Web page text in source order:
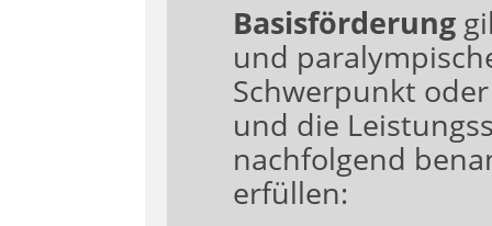
Basisförderung
und
Schwerpunkt
und die
nachfolgend
erfüllen: